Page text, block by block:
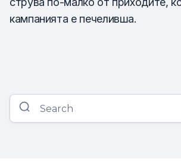
кампанията е печеливша.